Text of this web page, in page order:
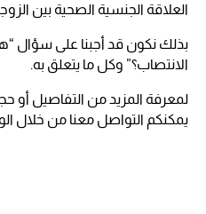
العلاقة الجنسية الصحية بين
بذلك نكون قد أجبنا على سؤال
الانتصاب؟” وكل ما يتعلق به.
لمعرفة المزيد من التفاصيل أو
يمكنكم التواصل معنا من خلال